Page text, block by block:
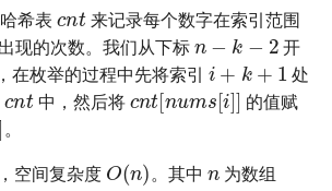
向链表
序
希表 来记录每个数字在索引范围
现的次数。我们从下标
n−k−2
开
，在枚举的过程中先将索引
i+ k+1
处
cnt
中，然后将
cnt[nu ms[i] ]
的值赋
i]
。
，空间复杂度
O ( n)
。其中 为数组